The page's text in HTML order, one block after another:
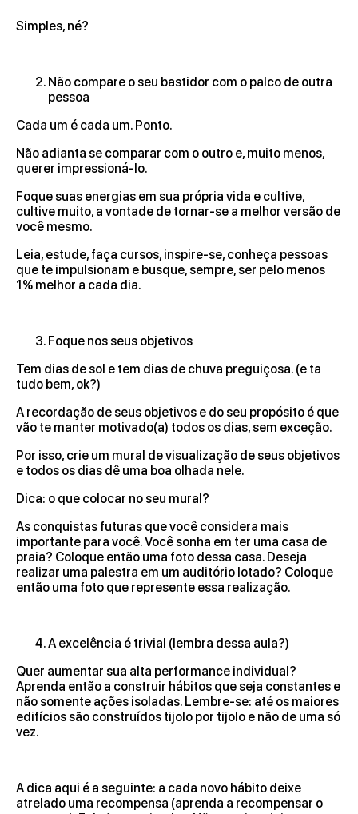
Simples, né?
Não compare o seu bastidor com o palco de outra
pessoa
Cada um é cada um. Ponto.
Não adianta se comparar com o outro e, muito menos,
querer impressioná-lo.
Foque suas energias em sua própria vida e cultive,
cultive muito, a vontade de tornar-se a melhor versão de
você mesmo.
Leia, estude, faça cursos, inspire-se, conheça pessoas
que te impulsionam e busque, sempre, ser pelo menos
1% melhor a cada dia.
Foque nos seus objetivos
Tem dias de sol e tem dias de chuva preguiçosa. (e ta
tudo bem, ok?)
A recordação de seus objetivos e do seu propósito é que
vão te manter motivado(a) todos os dias, sem exceção.
Por isso, crie um mural de visualização de seus objetivos
e todos os dias dê uma boa olhada nele.
Dica: o que colocar no seu mural?
As conquistas futuras que você considera mais
importante para você. Você sonha em ter uma casa de
praia? Coloque então uma foto dessa casa. Deseja
realizar uma palestra em um auditório lotado? Coloque
então uma foto que represente essa realização.
A excelência é trivial (lembra dessa aula?)
Quer aumentar sua alta performance individual?
Aprenda então a construir hábitos que seja constantes e
não somente ações isoladas. Lembre-se: até os maiores
edifícios são construídos tijolo por tijolo e não de uma só
vez.
A dica aqui é a seguinte: a cada novo hábito deixe
atrelado uma recompensa (aprenda a recompensar o